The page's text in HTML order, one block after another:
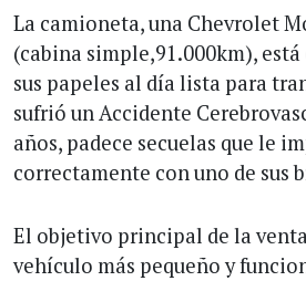
La camioneta, una Chevrolet
(cabina simple,91.000km),
sus papeles al día lista para
sufrió un Accidente
años, padece secuelas que le
correctamente con uno de sus
El objetivo principal de la
vehículo más pequeño y